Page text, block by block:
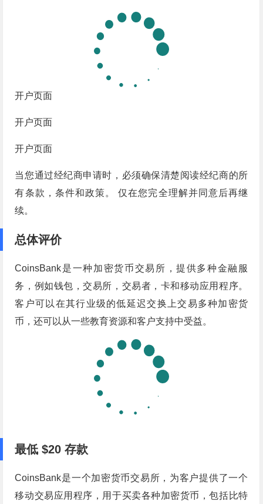
开户页面
开户页面
开户页面
当您通过经纪商申请时，必须确保清楚阅读经纪商的所
有条款，条件和政策。 仅在您完全理解并同意后再继
续。
总体评价
CoinsBank是一种加密货币交易所，提供多种金融服
务，例如钱包，交易所，交易者，卡和移动应用程序。
客户可以在其行业级的低延迟交换上交易多种加密货
币，还可以从一些教育资源和客户支持中受益。
最低$20 存款
CoinsBank是一个加密货币交易所，为客户提供了一个
移动交易应用程序，用于买卖各种加密货币，包括比特